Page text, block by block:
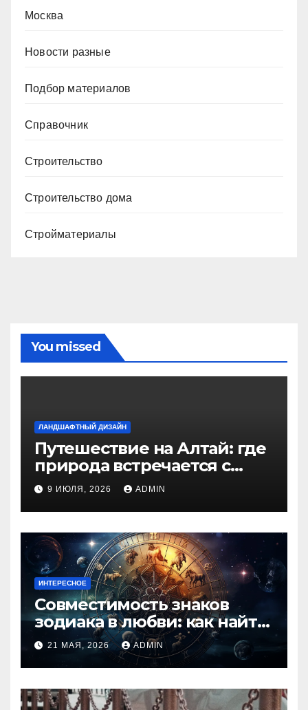
Москва
Новости разные
Подбор материалов
Справочник
Строительство
Строительство дома
Стройматериалы
You missed
ЛАНДШАФТНЫЙ ДИЗАЙН
Путешествие на Алтай: где
природа встречается с
духом приключений
9 ИЮЛЯ, 2026 ADMIN
ИНТЕРЕСНОЕ
Совместимость знаков
зодиака в любви: как найти
идеальную пару и
избежать конфликтов
21 МАЯ, 2026 ADMIN